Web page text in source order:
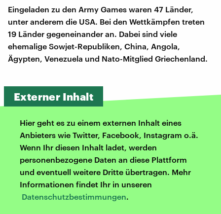
Eingeladen zu den Army Games waren 47 Länder,
unter anderem die USA. Bei den Wettkämpfen treten
19 Länder gegeneinander an. Dabei sind viele
ehemalige Sowjet-Republiken, China, Angola,
Ägypten, Venezuela und Nato-Mitglied Griechenland.
Externer Inhalt
Hier geht es zu einem externen Inhalt eines
Anbieters wie Twitter, Facebook, Instagram o.ä.
Wenn Ihr diesen Inhalt ladet, werden
personenbezogene Daten an diese Plattform
und eventuell weitere Dritte übertragen. Mehr
Informationen findet Ihr in unseren
Datenschutzbestimmungen.